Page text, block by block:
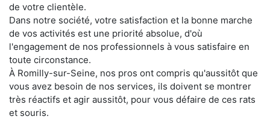
de votre clientèle.
Dans notre société, votre satisfaction et la bonne marche
de vos activités est une priorité absolue, d'où
l'engagement de nos professionnels à vous satisfaire en
toute circonstance.
À Romilly-sur-Seine, nos pros ont compris qu'aussitôt que
vous avez besoin de nos services, ils doivent se montrer
très réactifs et agir aussitôt, pour vous défaire de ces rats
et souris.